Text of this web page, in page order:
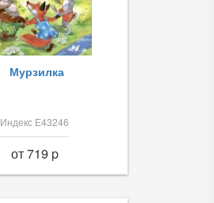
Мурзилка
Индекс Е43246
от 719 p